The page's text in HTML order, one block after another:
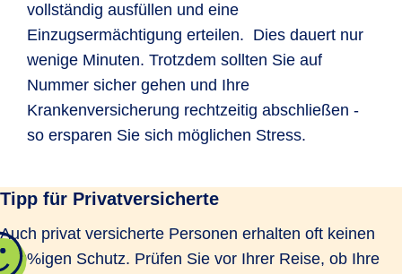
vollständig ausfüllen und eine
Einzugsermächtigung erteilen. Dies dauert nur
wenige Minuten. Trotzdem sollten Sie auf
Nummer sicher gehen und Ihre
Krankenversicherung rechtzeitig abschließen -
so ersparen Sie sich möglichen Stress.
Tipp für Privatversicherte
Auch privat versicherte Personen erhalten oft keinen
100%igen Schutz. Prüfen Sie vor Ihrer Reise, ob Ihre